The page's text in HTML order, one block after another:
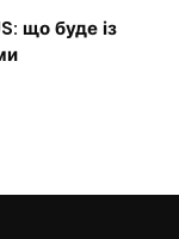
що буде із